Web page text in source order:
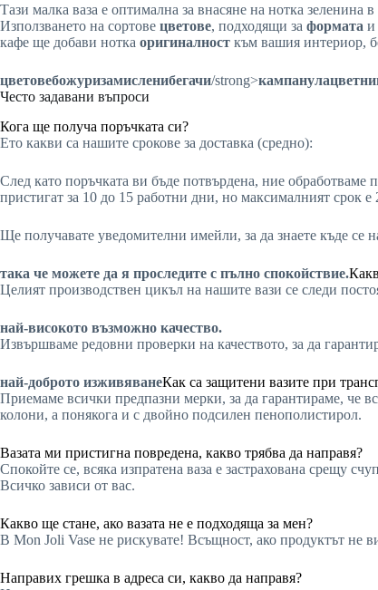
Тази малка ваза е оптимална за внасяне на нотка зеленина
Използването на сортове цветове, подходящи за формата и
кафе ще добави нотка оригиналност към вашия интериор,
цветовебожуризамисленибегачи/strong>кампанулацветни
Често задавани въпроси
Кога ще получа поръчката си?
Ето какви са нашите срокове за доставка (средно):
След като поръчката ви бъде потвърдена, ние
пристигат за 10 до 15 работни дни, но максималният срок е
Ще получавате уведомителни имейли, за да знаете къде се
така че можете да я проследите с пълно спокойствие.
Целият производствен цикъл на нашите вази се следи
най-високото възможно качество.
Извършваме редовни проверки на качеството, за да
най-доброто изживяванеКак са защитени вазите при
Приемаме всички предпазни мерки, за да гарантираме, че
колони, а понякога и с двойно подсилен пенополистирол.
Вазата ми пристигна повредена, какво трябва да направя?
Спокойте се, всяка изпратена ваза е застрахована срещу
Всичко зависи от вас.
Какво ще стане, ако вазата не е подходяща за мен?
В Mon Joli Vase не рискувате! Всъщност, ако продуктът не
Направих грешка в адреса си, какво да направя?